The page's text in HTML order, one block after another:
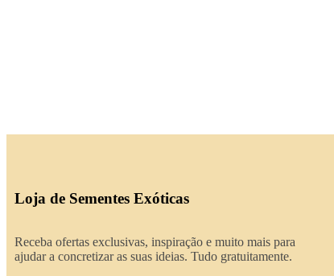
Loja de Sementes Exóticas
Receba ofertas exclusivas, inspiração e muito mais para
ajudar a concretizar as suas ideias. Tudo gratuitamente.